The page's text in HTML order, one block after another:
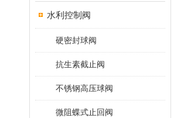
水利控制阀
硬密封球阀
抗生素截止阀
不锈钢高压球阀
微阻蝶式止回阀